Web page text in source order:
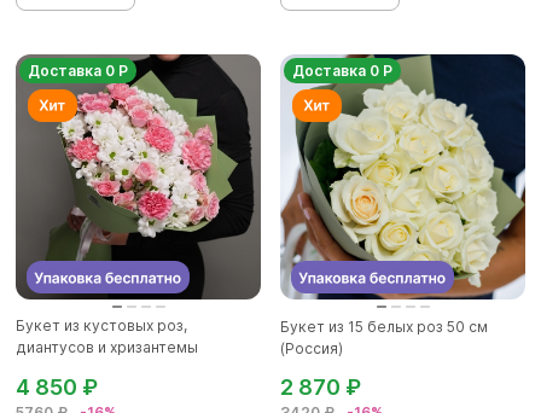
Доставка 0 Р
Букет из кустовых роз,
диантусов и хризантемы
4 850 ₽
Доставка 0 Р
Букет из 15 белых роз 50 см
(Россия)
2 870 ₽